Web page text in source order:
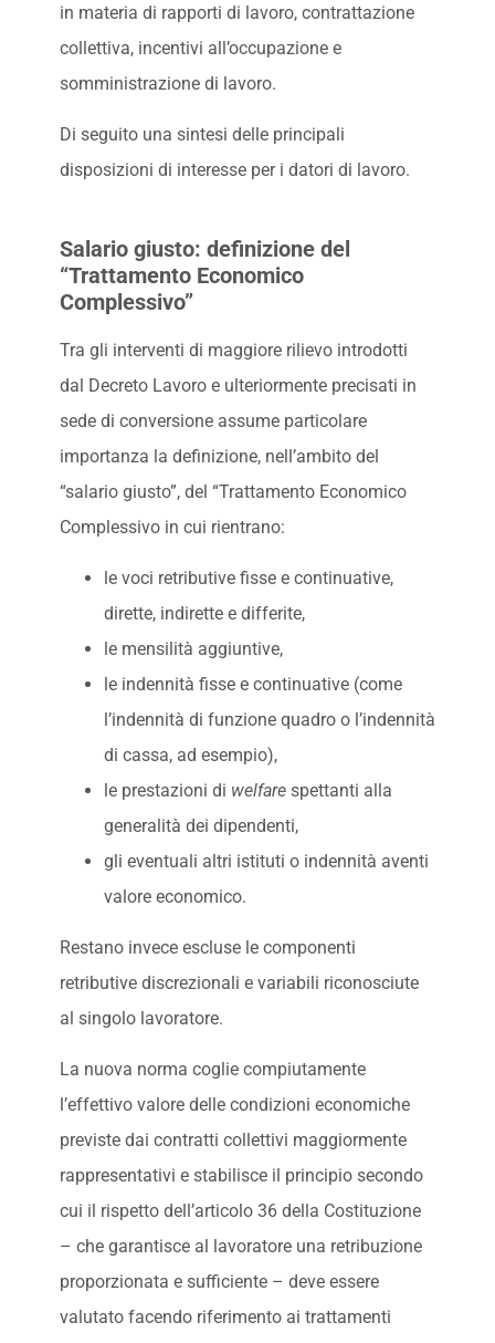
in materia di rapporti di lavoro, contrattazione
collettiva, incentivi all’occupazione e
somministrazione di lavoro.
Di seguito una sintesi delle principali
disposizioni di interesse per i datori di lavoro.
Salario giusto: definizione del
“Trattamento Economico
Complessivo”
Tra gli interventi di maggiore rilievo introdotti
dal Decreto Lavoro e ulteriormente precisati in
sede di conversione assume particolare
importanza la definizione, nell’ambito del
“salario giusto”, del “Trattamento Economico
Complessivo in cui rientrano:
le voci retributive fisse e continuative,
dirette, indirette e differite,
le mensilità aggiuntive,
le indennità fisse e continuative (come
l’indennità di funzione quadro o l’indennità
di cassa, ad esempio),
le prestazioni di welfare spettanti alla
generalità dei dipendenti,
gli eventuali altri istituti o indennità aventi
valore economico.
Restano invece escluse le componenti
retributive discrezionali e variabili riconosciute
al singolo lavoratore.
La nuova norma coglie compiutamente
l’effettivo valore delle condizioni economiche
previste dai contratti collettivi maggiormente
rappresentativi e stabilisce il principio secondo
cui il rispetto dell’articolo 36 della Costituzione
– che garantisce al lavoratore una retribuzione
proporzionata e sufficiente – deve essere
valutato facendo riferimento ai trattamenti